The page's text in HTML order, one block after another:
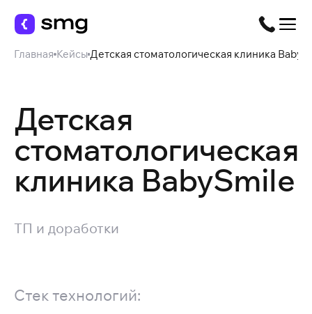
Главная Кейсы Детская стоматологическая клиника
Детская
стоматологическая
клиника BabySmile
ТП и доработки
Стек технологий: